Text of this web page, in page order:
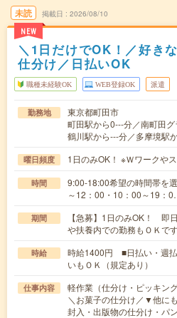
未読
NEW
掲載日 2026/08/10
＼1日だけでOK！／好き
仕分け／日払いOK
職種未経験OK WEB登録OK 派遣
勤務地
東京都町田市
町田駅から0---分／南町田
鶴川駅から---分／多摩境駅
曜日頻度 1日のみOK！ ※Ｗワークや
時間
9:00-18:00希望の時間帯を
～12：00・10：00～19：
期間
【急募】1日のみOK！ 即
や扶養内での勤務もＯＫで
時給
時給1400円 ■日払い・週
いもＯＫ（規定あり）
仕事内容
軽作業（仕分け・ピッキン
＼お菓子の仕分け／▼他に
封入・出版物の仕分け・パ